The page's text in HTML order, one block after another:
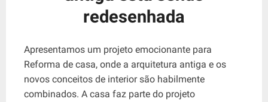
redesenhada
Apresentamos um projeto emocionante para
Reforma de casa, onde a arquitetura antiga e os
novos conceitos de interior são habilmente
combinados. A casa faz parte do projeto